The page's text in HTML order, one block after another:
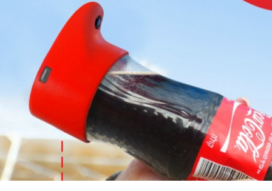
9 sept: GenAI-training
12 nov: MarketingLive!
Adverteren
Events
Opleidingen